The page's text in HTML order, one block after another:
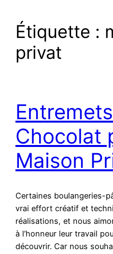
Étiquette :
privat
Chocolat
Maison
Certaines boulangeries-
vrai effort créatif et
réalisations, et nous
à l’honneur leur travail
découvrir. Car nous